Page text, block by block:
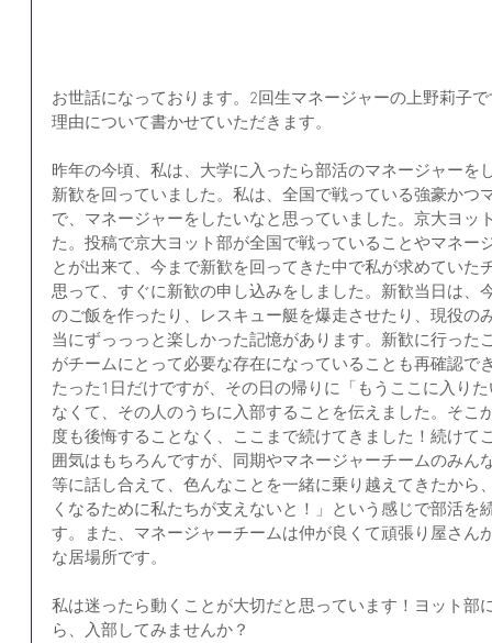
お世話になっております。2回生マネージャーの上野莉子
理由について書かせていただきます。
昨年の今頃、私は、大学に入ったら部活のマネージャーを
新歓を回っていました。私は、全国で戦っている強豪かつ
で、マネージャーをしたいなと思っていました。京大ヨッ
た。投稿で京大ヨット部が全国で戦っていることやマネー
とが出来て、今まで新歓を回ってきた中で私が求めていた
思って、すぐに新歓の申し込みをしました。新歓当日は、
のご飯を作ったり、レスキュー艇を爆走させたり、現役の
当にずっっっと楽しかった記憶があります。新歓に行った
がチームにとって必要な存在になっていることも再確認で
たった1日だけですが、その日の帰りに「もうここに入り
なくて、その人のうちに入部することを伝えました。そこ
度も後悔することなく、ここまで続けてきました！続けて
囲気はもちろんですが、同期やマネージャーチームのみん
等に話し合えて、色んなことを一緒に乗り越えてきたから
くなるために私たちが支えないと！」という感じで部活を
す。また、マネージャーチームは仲が良くて頑張り屋さん
な居場所です。
私は迷ったら動くことが大切だと思っています！ヨット部
ら、入部してみませんか？